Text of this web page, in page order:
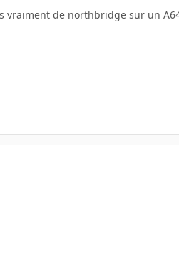
vraiment de northbridge sur un